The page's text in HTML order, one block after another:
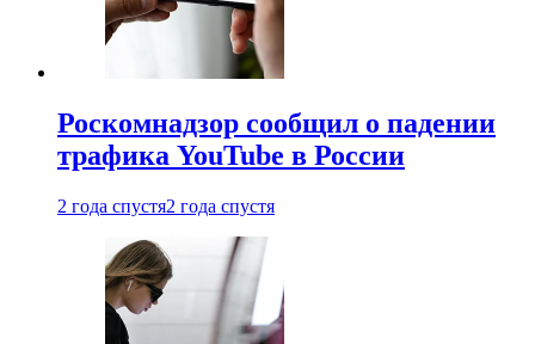
Роскомнадзор сообщил о падении
трафика YouTube в России
2 года спустя2 года спустя